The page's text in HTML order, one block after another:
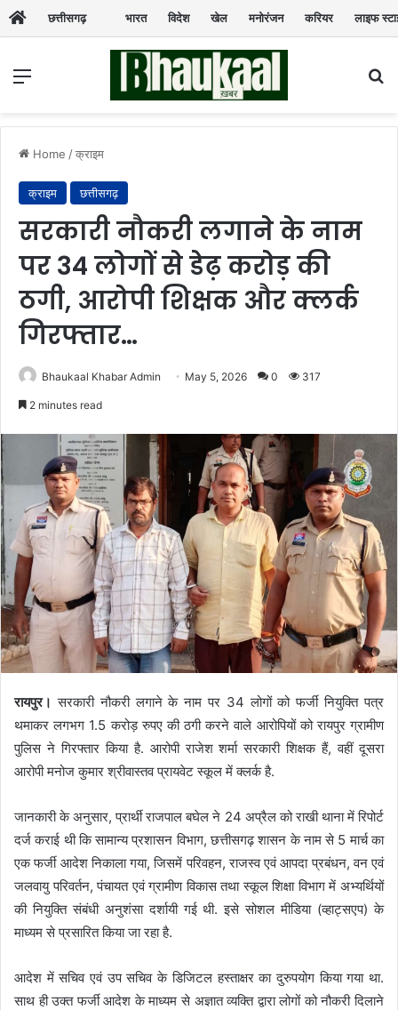
छत्तीसगढ़ भारत विदेश खेल मनोरंजन करियर लाइफ
Menu
Home /क्राइम
क्राइम छत्तीसगढ़
सरकारी नौकरी लगाने के नाम
पर 34 लोगों से डेढ़ करोड़ की
ठगी, आरोपी शिक्षक और क्लर्क
गिरफ्तार…
Bhaukaal Khabar Admin May 5, 2026 0 317
2 minutes read
रायपुर। सरकारी नौकरी लगाने के नाम पर 34 लोगों को फर्जी नियुक्ति पत्र
थमाकर लगभग 1.5 करोड़ रुपए की ठगी करने वाले आरोपियों को रायपुर ग्रामीण
पुलिस ने गिरफ्तार किया है. आरोपी राजेश शर्मा सरकारी शिक्षक हैं, वहीं दूसरा
आरोपी मनोज कुमार श्रीवास्तव प्रायवेट स्कूल में क्लर्क है.
जानकारी के अनुसार, प्रार्थी राजपाल बघेल ने 24 अप्रैल को राखी थाना में रिपोर्ट
दर्ज कराई थी कि सामान्य प्रशासन विभाग, छत्तीसगढ़ शासन के नाम से 5 मार्च का
एक फर्जी आदेश निकाला गया, जिसमें परिवहन, राजस्व एवं आपदा प्रबंधन, वन एवं
जलवायु परिवर्तन, पंचायत एवं ग्रामीण विकास तथा स्कूल शिक्षा विभाग में अभ्यर्थियों
की नियुक्ति संबंधी अनुशंसा दर्शायी गई थी. इसे सोशल मीडिया (व्हाट्सएप) के
माध्यम से प्रसारित किया जा रहा है.
आदेश में सचिव एवं उप सचिव के डिजिटल हस्ताक्षर का दुरुपयोग किया गया था.
साथ ही उक्त फर्जी आदेश के माध्यम से अज्ञात व्यक्ति द्वारा लोगों को नौकरी दिलाने